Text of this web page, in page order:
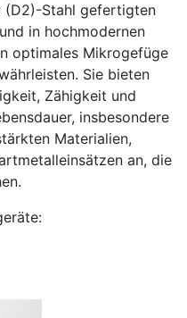
(D2)-Stahl gefertigten
in hochmodernen
optimales Mikrogefüge
Sie bieten
Zähigkeit und
insbesondere
Materialien,
an, die